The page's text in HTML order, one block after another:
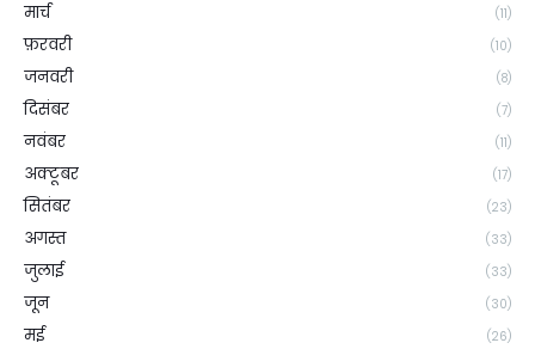
मार्च (11)
फ़रवरी (10)
जनवरी (8)
दिसंबर (7)
नवंबर (11)
अक्टूबर (17)
सितंबर (23)
अगस्त (33)
जुलाई (33)
जून (30)
मई (26)